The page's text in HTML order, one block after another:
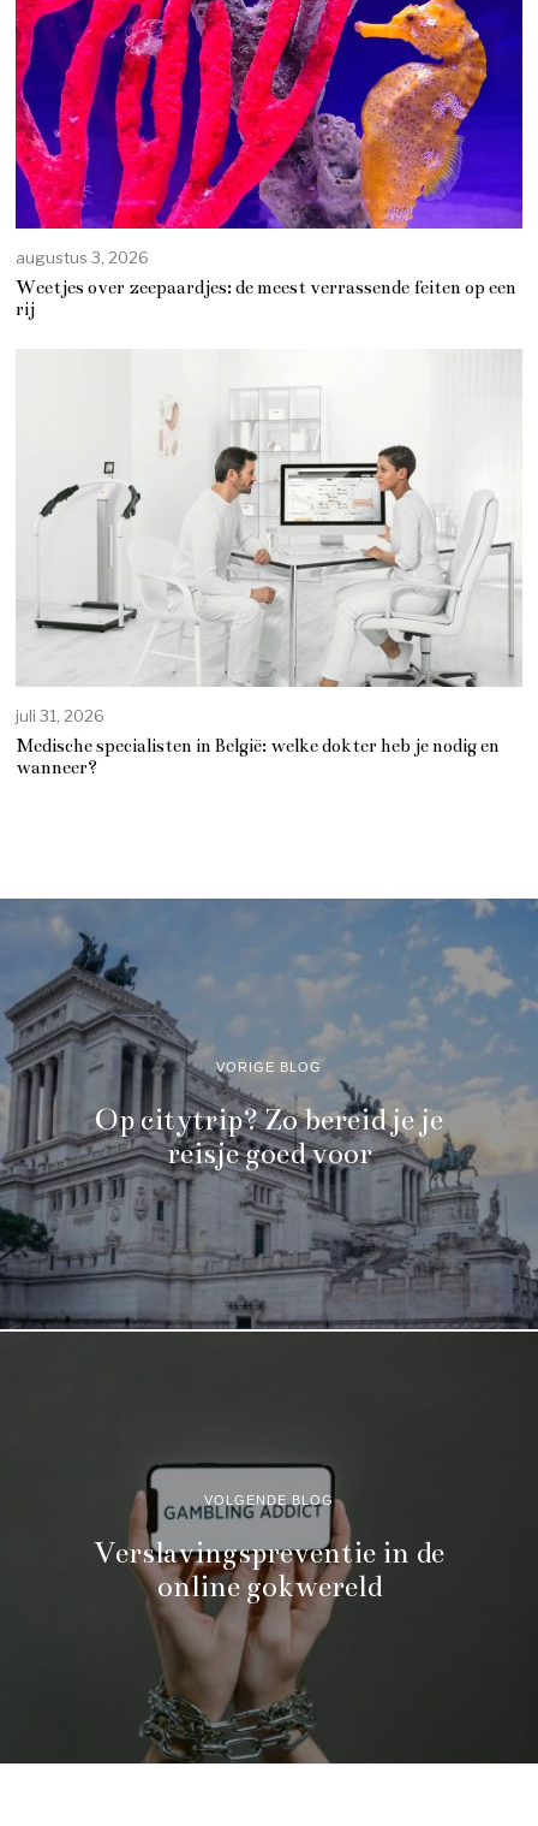
augustus 3, 2026
Weetjes over zeepaardjes: de meest verrassende feiten op een
rij
juli 31, 2026
Medische specialisten in België: welke dokter heb je nodig en
wanneer?
VORIGE BLOG
Op citytrip? Zo bereid je je
reisje goed voor
VOLGENDE BLOG
Verslavingspreventie in de
online gokwereld